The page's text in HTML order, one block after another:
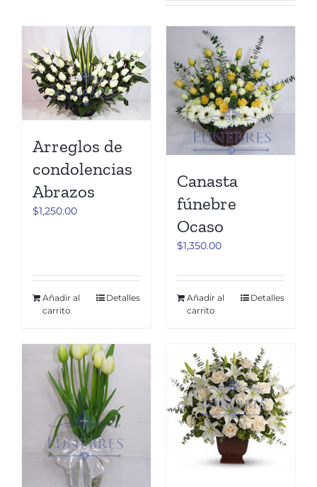
Arreglos de
condolencias
Abrazos
$1,250.00
Añadir al
carrito
Detalles
Canasta
fúnebre
Ocaso
$1,350.00
Añadir al
carrito
Detalles